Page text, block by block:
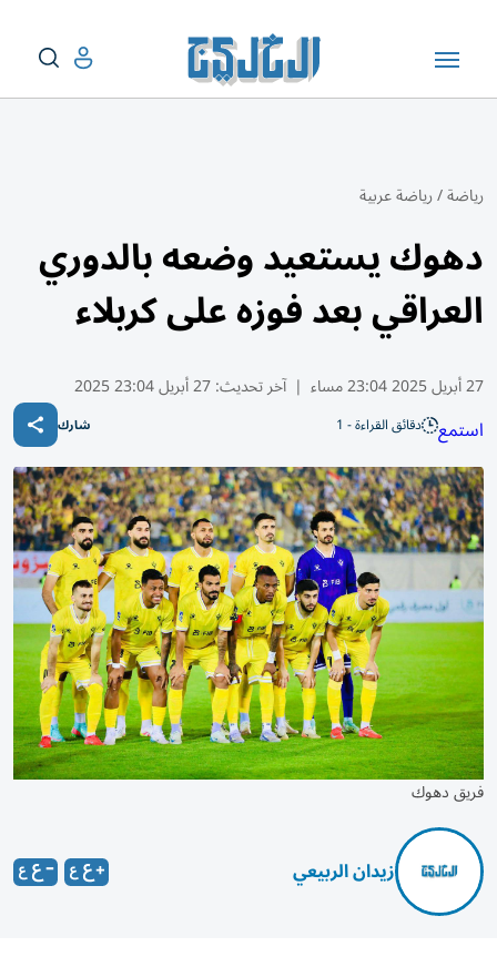
رياضة/رياضة عربية
دهوك يستعيد وضعه بالدوري
العراقي بعد فوزه على كربلاء
27 أبريل 2025 23:04 مساء | آخر تحديث:27 أبريل 23:04 2025
استمع دقائق القراءة - 1 شارك
فريق دهوك
زيدان الربيعي